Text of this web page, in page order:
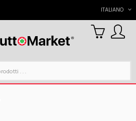
ITALIANO
0
Carrello